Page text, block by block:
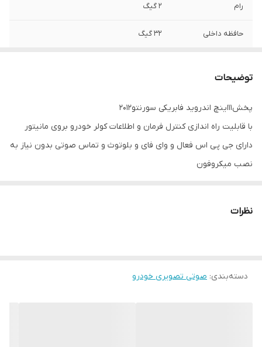
رام 2 گیگ
حافظه داخلی 32 گیگ
توضیحات
پخش11اینچ اندروید فابریکی سورنتو2012
با قابلیت راه اندازی کنترل فرمان و اطلاعات کولر خودرو بروی مانیتور
دارای جی پی اس فعال و وای فای و بلوتوث و تماس صوتی بدون نیاز به
نصب میکروفون
دارای 2 پورت usb قوی جهت شارژ کردن موبایل و پخش موسیقی
قابلیت آپشن میرولینک دارد (انتقال تصویر گوشی بروی مانیتور)
نظرات
دسته‌بندی: صوتی تصویری خودرو